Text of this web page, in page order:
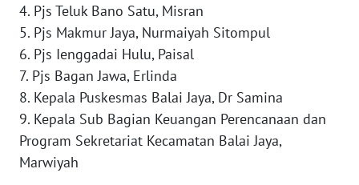
4. Pjs Teluk Bano Satu, Misran
5. Pjs Makmur Jaya, Nurmaiyah Sitompul
6. Pjs Ienggadai Hulu, Paisal
7. Pjs Bagan Jawa, Erlinda
8. Kepala Puskesmas Balai Jaya, Dr Samina
9. Kepala Sub Bagian Keuangan Perencanaan dan
Program Sekretariat Kecamatan Balai Jaya,
Marwiyah
WN
JAMBI
WN
SULTRA
WN